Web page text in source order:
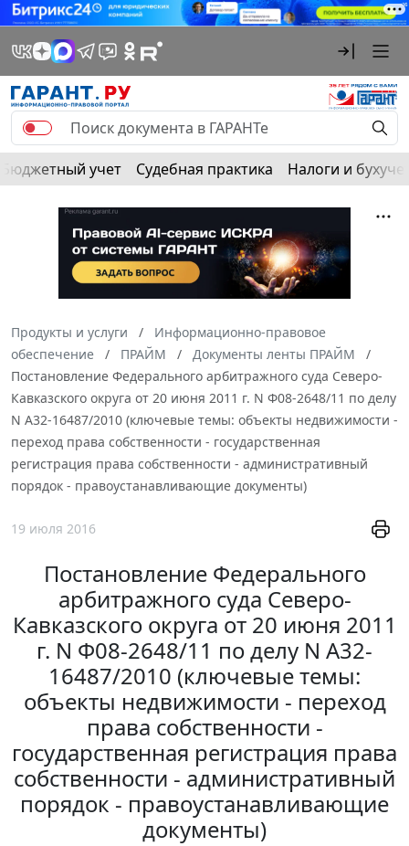
Бюджетный учет Судебная практика Налоги и
Продукты и услуги
Информационно-правовое
обеспечение
ПРАЙМ
Документы ленты ПРАЙМ
Постановление Федерального арбитражного суда Северо-
Кавказского округа от 20 июня 2011 г. N Ф08-2648/11 по делу
N А32-16487/2010 (ключевые темы: объекты недвижимости -
переход права собственности - государственная
регистрация права собственности - административный
порядок - правоустанавливающие документы)
19 июля 2016
Постановление Федерального
арбитражного суда Северо-
Кавказского округа от 20 июня 2011
г. N Ф08-2648/11 по делу N А32-
16487/2010 (ключевые темы:
объекты недвижимости - переход
права собственности -
государственная регистрация права
собственности - административный
порядок - правоустанавливающие
документы)